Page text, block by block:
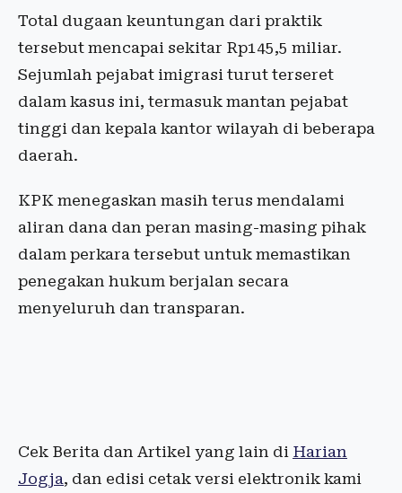
Total dugaan keuntungan dari praktik
tersebut mencapai sekitar Rp145,5 miliar.
Sejumlah pejabat imigrasi turut terseret
dalam kasus ini, termasuk mantan pejabat
tinggi dan kepala kantor wilayah di beberapa
daerah.
KPK menegaskan masih terus mendalami
aliran dana dan peran masing-masing pihak
dalam perkara tersebut untuk memastikan
penegakan hukum berjalan secara
menyeluruh dan transparan.
Cek Berita dan Artikel yang lain di Harian
Jogja, dan edisi cetak versi elektronik kami